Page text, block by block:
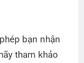
bạn nhận
tham khảo